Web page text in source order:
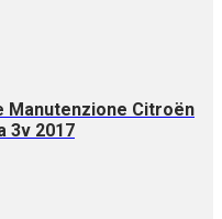
Manutenzione Citroën
3v 2017